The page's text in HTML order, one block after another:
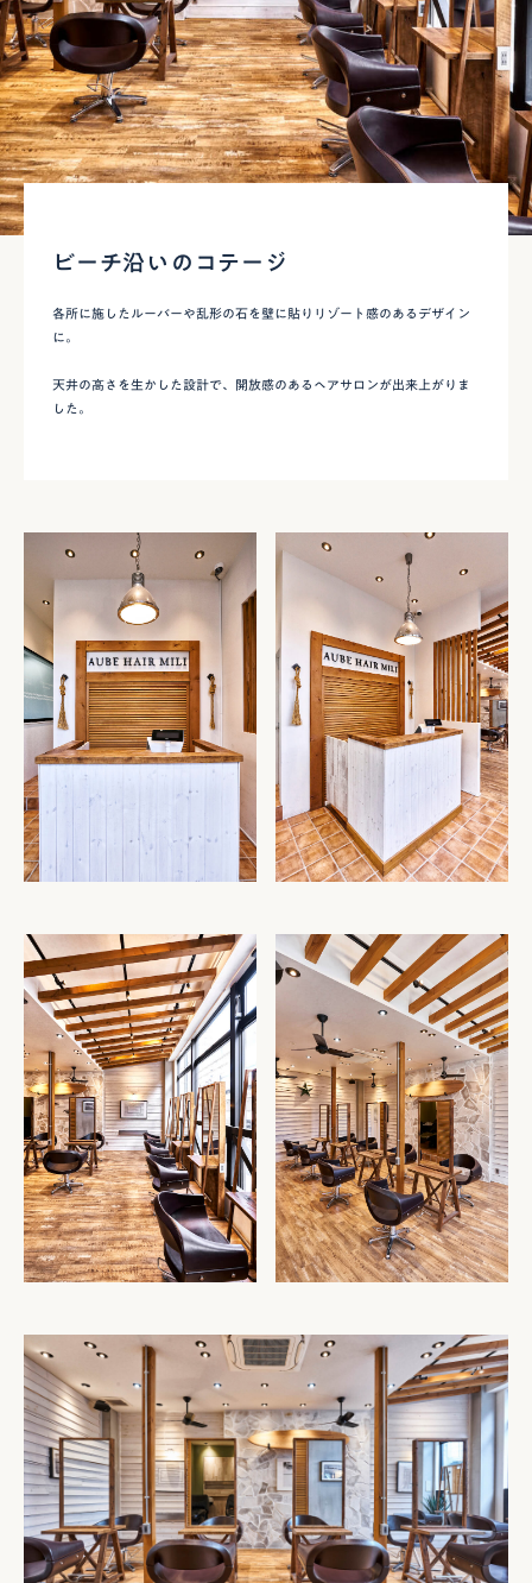
ビーチ沿いのコテージ
各所に施したルーバーや乱形の石を壁に貼りリゾート感のあるデザイン
に。
天井の高さを生かした設計で、開放感のあるヘアサロンが出来上がりま
した。